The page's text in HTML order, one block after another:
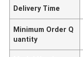
Delivery Time
Minimum Order Q
uantity